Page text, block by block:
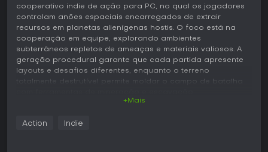
cooperativo indie de ação para PC, no qual os jogadores
controlam anões espaciais encarregados de extrair
recursos em planetas alienígenas hostis. O foco está na
cooperação em equipe, explorando ambientes
subterrâneos repletos de ameaças e materiais valiosos. A
geração procedural garante que cada partida apresente
layouts e desafios diferentes, enquanto o terreno
totalmente destrutível permite moldar o campo de batalha
O ciclo principal consiste em descer por sistemas de
+Mais
Action Indie